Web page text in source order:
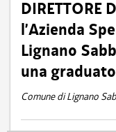
DIRETTORE
l’Azienda
Lignano
una
Comune di Lignano